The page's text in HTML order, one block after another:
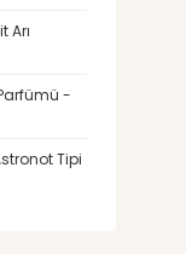
Arı
-
Tipi